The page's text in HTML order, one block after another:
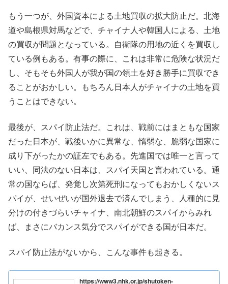
もう一つが、外国資本による土地買収の拡大防止だ。北海
道や島根県対馬などで、チャイナ人や韓国人による、土地
の買収が問題となっている。自衛隊の用地の近くを買収し
ている例もある。有事の際に、これは非常に危険な状況だ
し、そもそも外国人が我が国の領土を好き勝手に買収でき
ることがおかしい。もちろん日本人がチャイナの土地を買
うことはできない。
最後が、スパイ防止法だ。これは、戦前にはまともな国家
だった日本が、戦後いかに異常な、惰弱な、脆弱な国家に
成り下がったかの証左でもある。先進国では唯一と言って
いい、同法のない日本は、スパイ天国と言われている。通
常の国ならば、発覚し次第死刑になってもおかしくないス
パイが、せいぜいが国外退去で済んでしまう、人種的に見
分けの付きづらいチャイナ、南北朝鮮のスパイからみれ
ば、まさにバカンス気分でスパイができる国が日本だ。
スパイ防止法がないから、こんな事件も起きる。
https://www3.nhk.or.jp/shutoken-